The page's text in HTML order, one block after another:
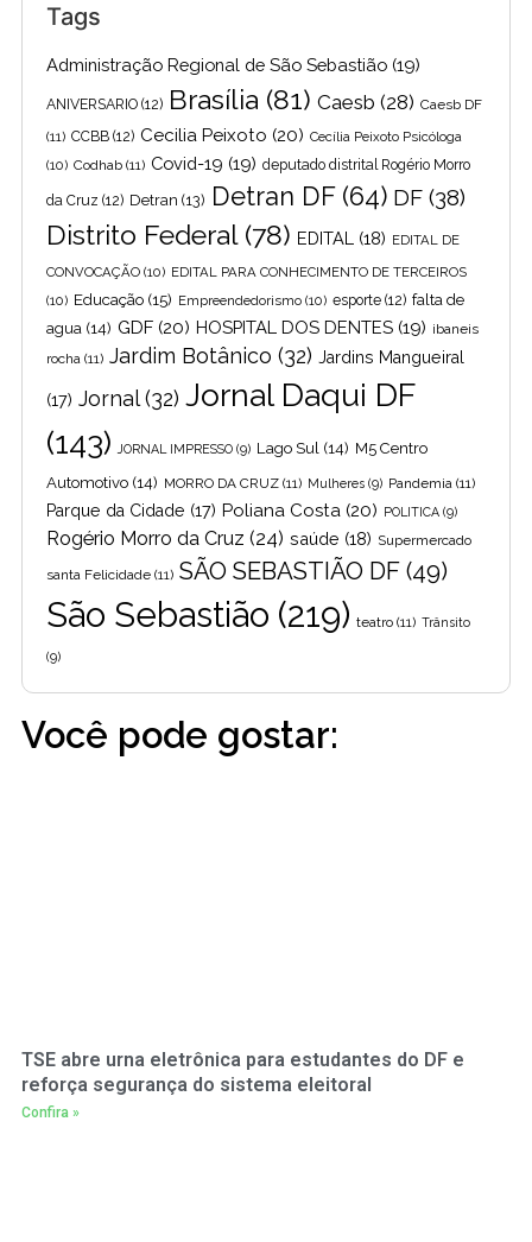
Tags
Administração Regional de São Sebastião (19)
ANIVERSARIO (12) Brasília (81) Caesb (28) Caesb DF
(11) CCBB (12) Cecilia Peixoto (20) Cecília Peixoto Psicóloga
(10) Codhab (11) Covid-19 (19) deputado distrital Rogério Morro
da Cruz (12) Detran (13) Detran DF(64) DF (38)
Distrito Federal(78) EDITAL (18) EDITAL DE
CONVOCAÇÃO (10) EDITAL PARA CONHECIMENTO DE TERCEIROS
(10) Educação (15) Empreendedorismo (10) esporte (12) falta de
agua (14) GDF (20) HOSPITAL DOS DENTES (19) ibaneis
rocha (11) Jardim Botânico (32) Jardins Mangueiral
(17) Jornal(32) Jornal Daqui DF
(143)
JORNAL IMPRESSO (9) Lago Sul (14) M5 Centro
Automotivo (14) MORRO DA CRUZ (11) Mulheres (9) Pandemia (11)
Parque da Cidade (17) Poliana Costa (20) POLITICA (9)
Rogério Morro da Cruz (24) saúde (18) Supermercado
santa Felicidade (11) SÃO SEBASTIÃO DF (49)
São Sebastião (219) teatro (11) Trânsito
(9)
Você pode gostar:
TSE abre urna eletrônica para estudantes do DF e
reforça segurança do sistema eleitoral
Confira »